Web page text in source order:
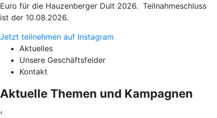
Euro für die Hauzenberger Dult 2026. Teilnahmeschluss
ist der 10.08.2026.
Jetzt teilnehmen auf Instagram
Aktuelles
Unsere Geschäftsfelder
Kontakt
Aktuelle Themen und Kampagnen
‹